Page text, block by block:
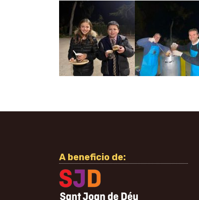
A beneficio de: